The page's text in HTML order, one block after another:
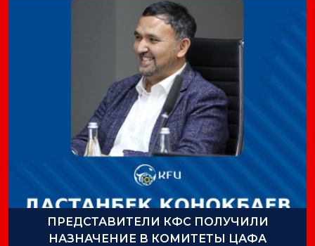
ПРЕДСТАВИТЕЛИ КФС ПОЛУЧИЛИ
НАЗНАЧЕНИЕ В КОМИТЕТЫ ЦАФА